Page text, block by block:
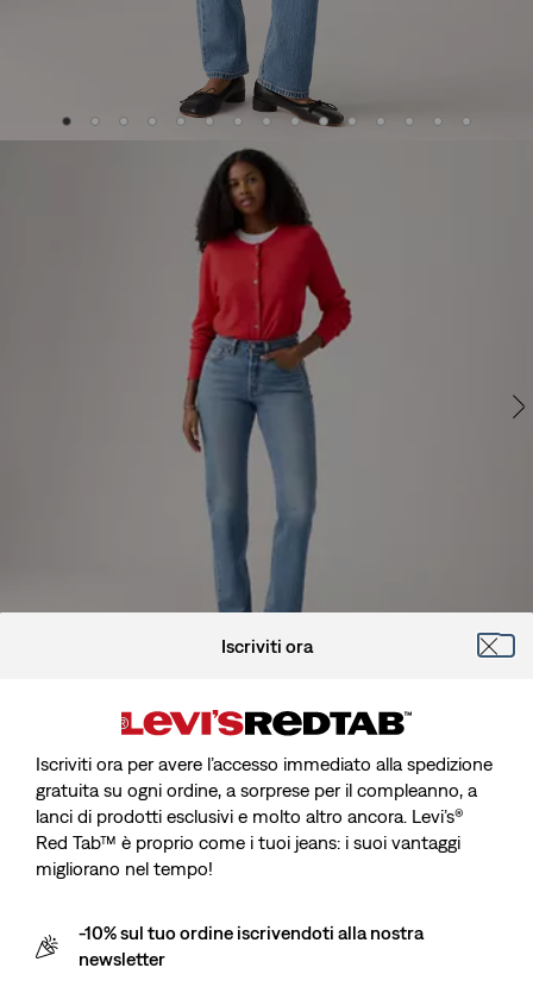
Best Seller
Jeans 501® Curve
Sale
CHF 139.90
Iscriviti ora
Iscriviti ora per avere l’accesso immediato alla spedizione
gratuita su ogni ordine, a sorprese per il compleanno, a
lanci di prodotti esclusivi e molto altro ancora. Levi’s®
Red Tab™ è proprio come i tuoi jeans: i suoi vantaggi
migliorano nel tempo!
-10% sul tuo ordine iscrivendoti alla nostra
newsletter